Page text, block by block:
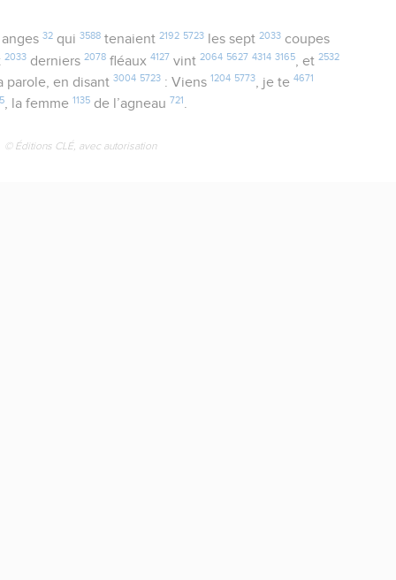
32qui 3588tenaient 2192 5723les sept 2033coupes
2033 derniers2078 fléaux4127 vint2064 5627 4314 3165 , et2532
parole, en disant3004 5723 : Viens 1204 5773 , je te4671
, la femme1135 de l’agneau 721.
© Éditions CLÉ, avec autorisation